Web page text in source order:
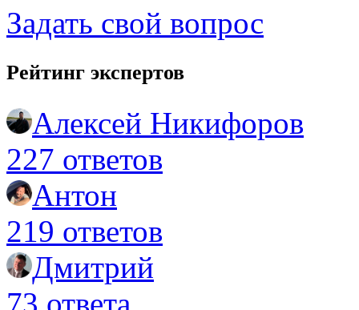
Задать свой вопрос
Рейтинг экспертов
Алексей Никифоров
227 ответов
Антон
219 ответов
Дмитрий
73 ответа